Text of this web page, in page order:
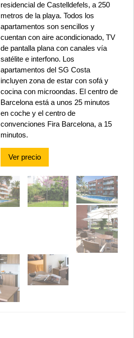
residencial de Castelldefels, a 250
metros de la playa. Todos los
apartamentos son sencillos y
cuentan con aire acondicionado, TV
de pantalla plana con canales vía
satélite e interfono. Los
apartamentos del SG Costa
incluyen zona de estar con sofá y
cocina con microondas. El centro de
Barcelona está a unos 25 minutos
en coche y el centro de
convenciones Fira Barcelona, a 15
minutos.
Ver precio